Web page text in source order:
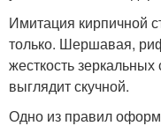
Имитация кирпичной
только. Шершавая,
жесткость
выглядит скучной.
Одно из правил